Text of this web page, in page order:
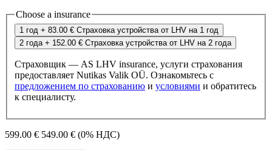
Choose a insurance
1 год + 83.00 € Страховка устройства от LHV на 1 год
2 года + 152.00 € Страховка устройства от LHV на 2 года
Страховщик — AS LHV insurance, услуги страхования
предоставляет Nutikas Valik OÜ. Ознакомьтесь с
предложением по страхованию и условиями и обратитесь
к специалисту.
599.00 € 549.00 € (0% НДС)